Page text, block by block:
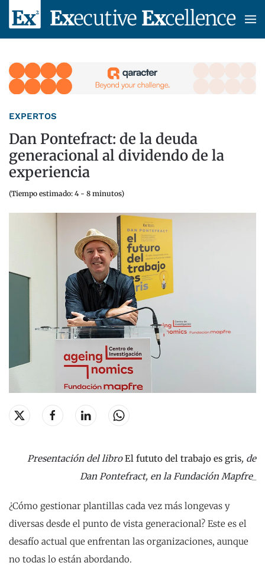
Skip to main content
EXPERTOS
Dan Pontefract: de la deuda
generacional al dividendo de la
experiencia
(Tiempo estimado: 4 - 8 minutos)
Presentación del libroEl fututo del trabajo es gris, de
Dan Pontefract, en la Fundación Mapfre_
¿Cómo gestionar plantillas cada vez más longevas y
diversas desde el punto de vista generacional? Este es el
desafío actual que enfrentan las organizaciones, aunque
no todas lo están abordando.